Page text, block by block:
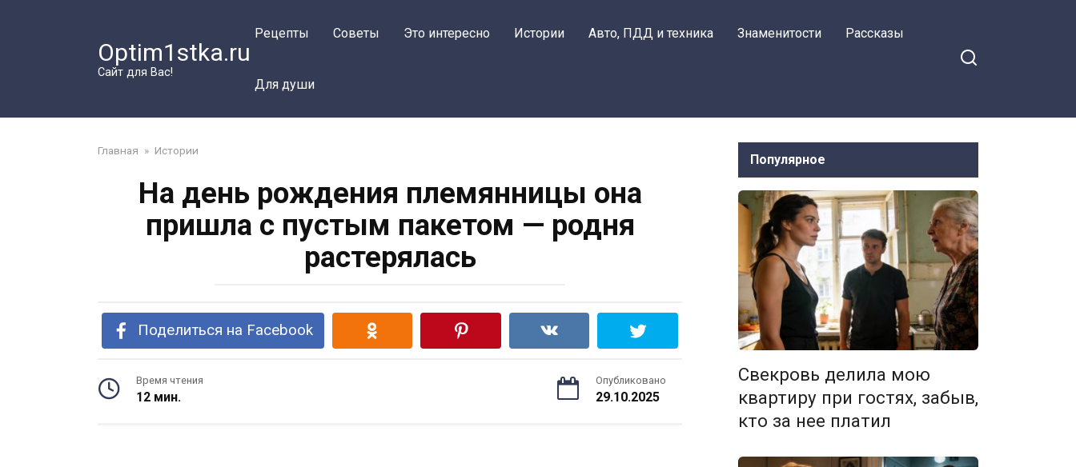
Optim1stka.ru
Сайт для Вас!
Рецепты Советы Это интересно Истории Авто, ПДД и техника Знаменитости Рассказы
Для души
Главная » Истории
На день рождения племянницы она
пришла с пустым пакетом — родня
растерялась
Поделиться на Facebook
Время чтения
12 мин.
Опубликовано
29.10.2025
Популярное
Свекровь делила мою
квартиру при гостях, забыв,
кто за нее платил